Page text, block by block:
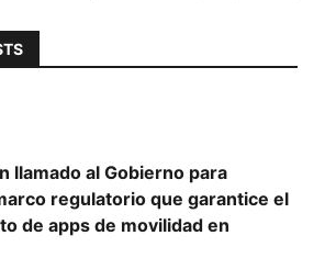
llamado al Gobierno para
regulatorio que garantice el
de apps de movilidad en